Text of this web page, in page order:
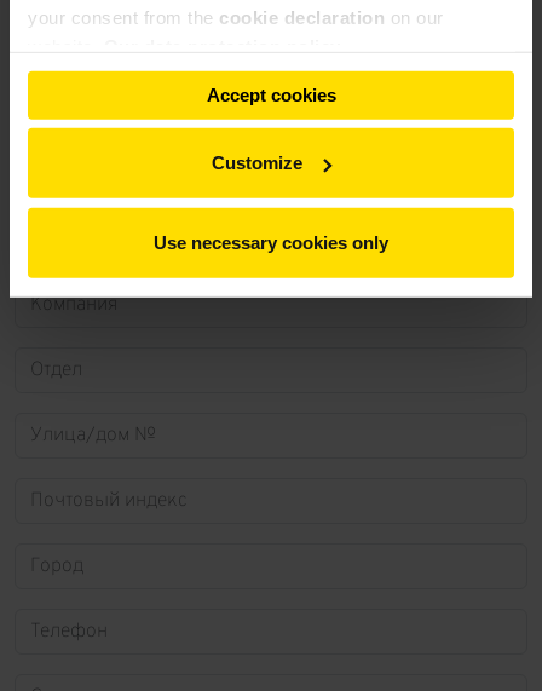
your consent from the cookie declaration on our
Accept cookies
Customize
Use necessary cookies only